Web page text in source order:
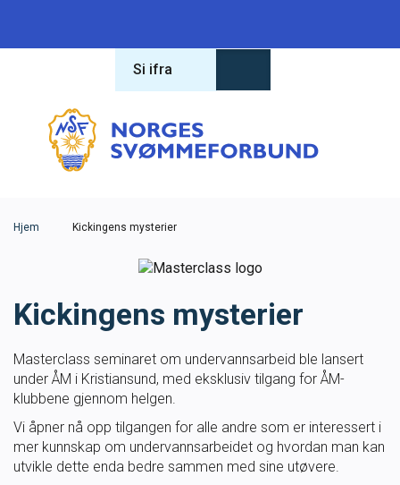
Forbundet
Om forbundet
Antidoping
Konferanse 2026
Masterclass
Klubbdrift
Hva leter du etter?
Si ifra
Hjem Kickingens mysterier
Kickingens mysterier
Masterclass seminaret om undervannsarbeid ble lansert
under ÅM i Kristiansund, med eksklusiv tilgang for ÅM-
klubbene gjennom helgen.
Vi åpner nå opp tilgangen for alle andre som er interessert i
mer kunnskap om undervannsarbeidet og hvordan man kan
utvikle dette enda bedre sammen med sine utøvere.